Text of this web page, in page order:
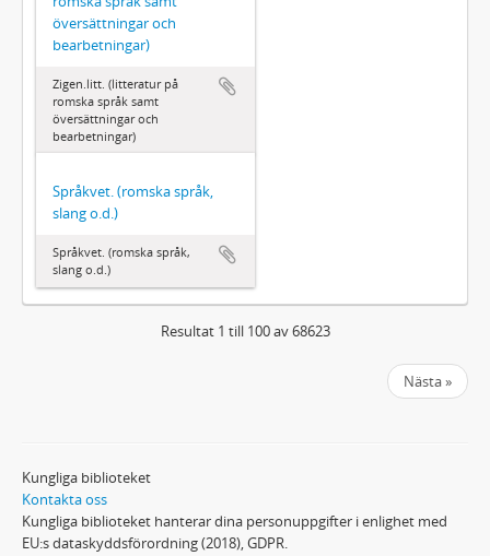
översättningar och
bearbetningar)
Zigen.litt. (litteratur på
romska språk samt
översättningar och
bearbetningar)
Språkvet. (romska språk,
slang o.d.)
Språkvet. (romska språk,
slang o.d.)
Resultat 1 till 100 av 68623
Nästa »
Kungliga biblioteket
Kontakta oss
Kungliga biblioteket hanterar dina personuppgifter i enlighet med
EU:s dataskyddsförordning (2018), GDPR.